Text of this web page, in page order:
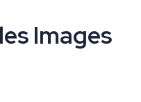
Images